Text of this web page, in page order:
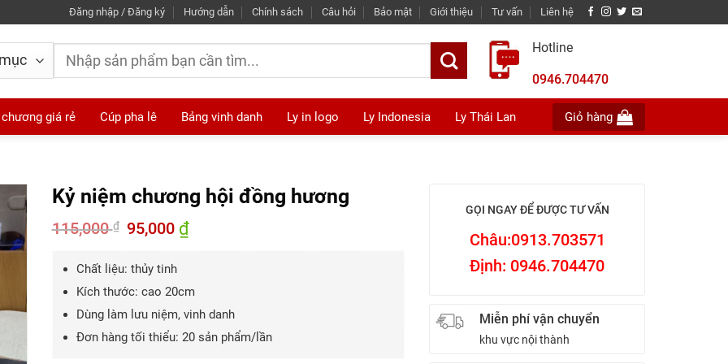
Đăng nhập / Đăng ký Hướng dẫn Chính sách Câu hỏi Bảo mật Giới thiệu Tư vấn Liên hệ
Tìm
kiếm:
Hotline
0946.704470
giá rẻ Cúp pha lê Bảng vinh danh Ly in logo Ly Indonesia Ly Thái Lan Giỏ hàng
Kỷ niệm chương hội đồng hương
115,000₫
Giá
gốc
95,000 ₫Giá
hiện
Chất liệu: thủy tinh
Kích thước: cao 20cm
Dùng làm lưu niệm, vinh danh
Đơn hàng tối thiểu: 20 sản phẩm/lần
GỌI NGAY ĐỂ ĐƯỢC TƯ VẤN
Châu:0913.703571
Định: 0946.704470
Miễn phí vận chuyển
khu vực nội thành